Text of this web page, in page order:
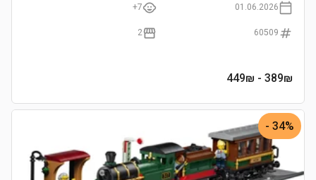
01.06.2026
7+
60509
2
389₪
- 449₪
34% -